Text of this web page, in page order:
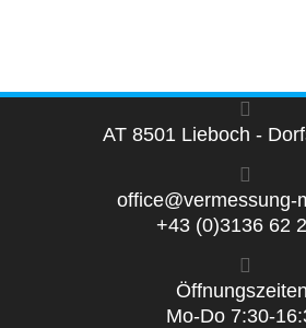
AT 8501 Lieboch -
office@vermessung-
+43 (0)3136 62
Mo-Do 7:30-